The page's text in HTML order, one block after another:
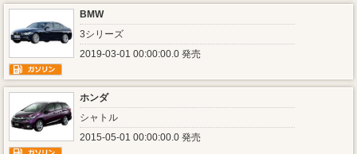
BMW
3シリーズ
2019-03-01 00:00:00.0 発売
ホンダ
シャトル
2015-05-01 00:00:00.0 発売